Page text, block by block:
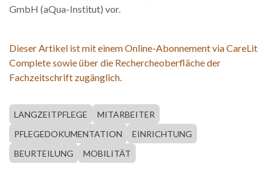
GmbH (aQua-Institut) vor.
Dieser Artikel ist mit einem Online-Abonnement via CareLit
Complete sowie über die Rechercheoberfläche der
Fachzeitschrift zugänglich.
LANGZEITPFLEGE
MITARBEITER
PFLEGEDOKUMENTATION
EINRICHTUNG
BEURTEILUNG
MOBILITÄT